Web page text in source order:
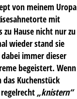
von meinem Uropa
mit
zu Hause nicht nur zu
wieder stand sie
immer dieser
begeistert. Wenn
Kuchenstück
„knistern“